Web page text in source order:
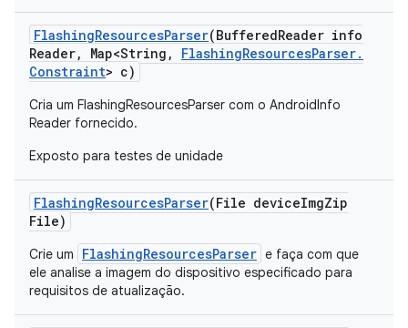
FlashingResourcesParser(BufferedReader info
Reader, Map<String , FlashingResourcesParser.
Constraint> c)
Cria um FlashingResourcesParser com o AndroidInfo
Reader fornecido.
Exposto para testes de unidade
FlashingResourcesParser(File deviceImgZip
File)
Crie um FlashingResourcesParser e faça com que
ele analise a imagem do dispositivo especificado para
requisitos de atualização.